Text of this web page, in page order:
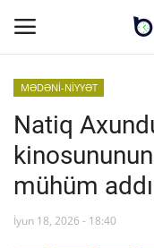
Əsas səhifə
Əlaqə
MALİYYƏ-BİZNES
MƏDƏNİ-NİYYƏT
Natiq
mühüm
İyun 18, 2026 - 18:40